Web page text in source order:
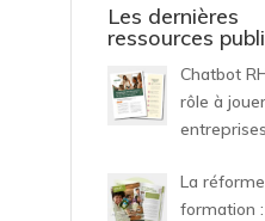
Les dernières
ressources
Chatbot
rôle à
La
formation :